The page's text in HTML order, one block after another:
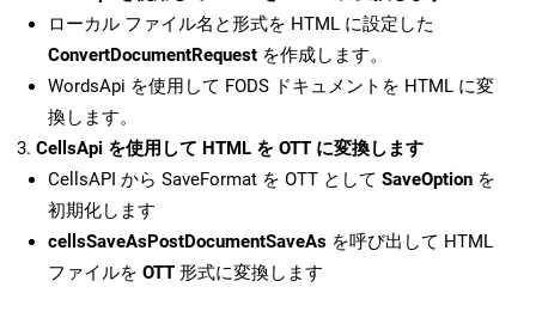
ローカル ファイル名と形式を HTML に設定した
ConvertDocumentRequest を作成します。
WordsApi を使用して FODS ドキュメントを HTML に変
換します。
CellsApi を使用して HTML を OTT に変換します
CellsAPI から SaveFormat を OTT として SaveOption を
初期化します
cellsSaveAsPostDocumentSaveAs を呼び出して HTML
ファイルを OTT 形式に変換します